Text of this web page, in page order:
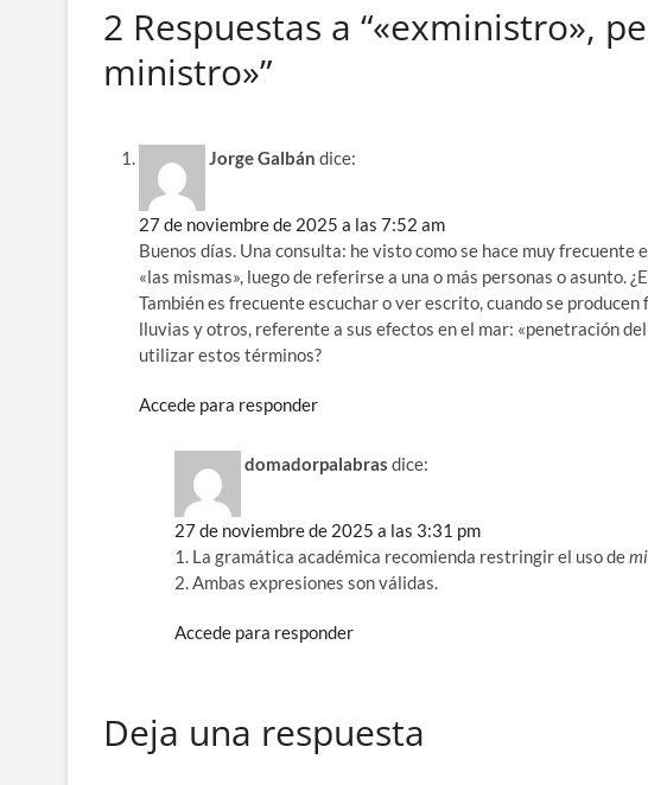
b
gr
2 Respuestas a “«exministro»,
ministro»”
Jorge Galbán dice:
27 de noviembre de 2025 a las 7:52 am
Buenos días. Una consulta: he visto como se hace muy frecuente
«las mismas», luego de referirse a una o más personas o asunto.
También es frecuente escuchar o ver escrito, cuando se
lluvias y otros, referente a sus efectos en el mar: «penetración
utilizar estos términos?
Accede para responder
domadorpalabras dice:
27 de noviembre de 2025 a las 3:31 pm
1. La gramática académica recomienda restringir el uso de
2. Ambas expresiones son válidas.
Accede para responder
Deja una respuesta